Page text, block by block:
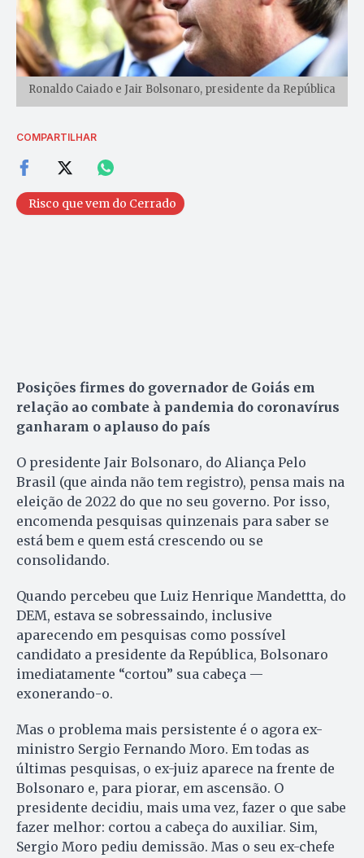
Ronaldo Caiado e Jair Bolsonaro, presidente da República
COMPARTILHAR
Risco que vem do Cerrado
Posições firmes do governador de Goiás em
relação ao combate à pandemia do coronavírus
ganharam o aplauso do país
O presidente Jair Bolsonaro, do Aliança Pelo
Brasil (que ainda não tem registro), pensa mais na
eleição de 2022 do que no seu governo. Por isso,
encomenda pesquisas quinzenais para saber se
está bem e quem está crescendo ou se
consolidando.
Quando percebeu que Luiz Henrique Mandettta, do
DEM, estava se sobressaindo, inclusive
aparecendo em pesquisas como possível
candidato a presidente da República, Bolsonaro
imediatamente “cortou” sua cabeça —
exonerando-o.
Mas o problema mais persistente é o agora ex-
ministro Sergio Fernando Moro. Em todas as
últimas pesquisas, o ex-juiz aparece na frente de
Bolsonaro e, para piorar, em ascensão. O
presidente decidiu, mais uma vez, fazer o que sabe
fazer melhor: cortou a cabeça do auxiliar. Sim,
Sergio Moro pediu demissão. Mas o seu ex-chefe